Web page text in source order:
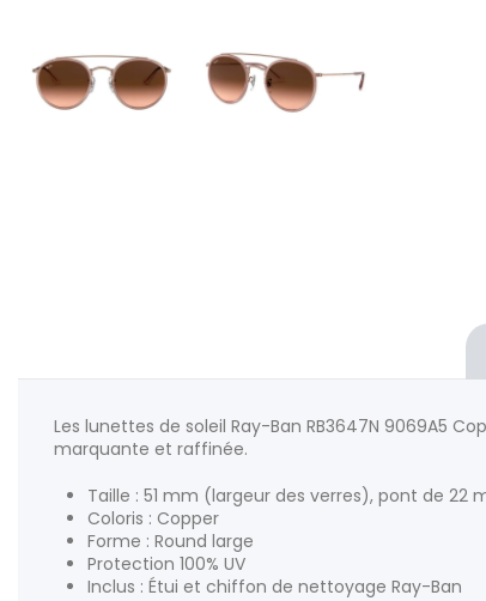
Les lunettes de soleil Ray-Ban RB3647N 9069A5
marquante et raffinée.
Taille : 51 mm (largeur des verres), pont de 22
Coloris : Copper
Forme : Round large
Protection 100% UV
Inclus : Étui et chiffon de nettoyage Ray-Ban